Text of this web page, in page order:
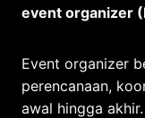
event organizer
Event organizer
perencanaan,
awal hingga